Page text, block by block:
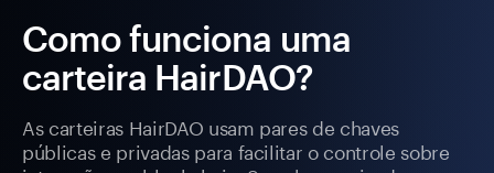
Como funciona uma
carteira HairDAO?
As carteiras HairDAO usam pares de chaves
públicas e privadas para facilitar o controle sobre